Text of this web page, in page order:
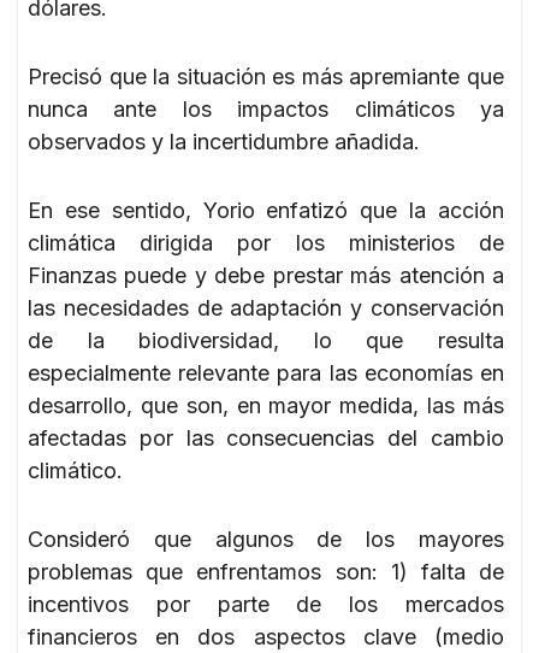
dólares.
Precisó que la situación es más apremiante que
nunca ante los impactos climáticos ya
observados y la incertidumbre añadida.
En ese sentido, Yorio enfatizó que la acción
climática dirigida por los ministerios de
Finanzas puede y debe prestar más atención a
las necesidades de adaptación y conservación
de la biodiversidad, lo que resulta
especialmente relevante para las economías en
desarrollo, que son, en mayor medida, las más
afectadas por las consecuencias del cambio
climático.
Consideró que algunos de los mayores
problemas que enfrentamos son: 1) falta de
incentivos por parte de los mercados
financieros en dos aspectos clave (medio